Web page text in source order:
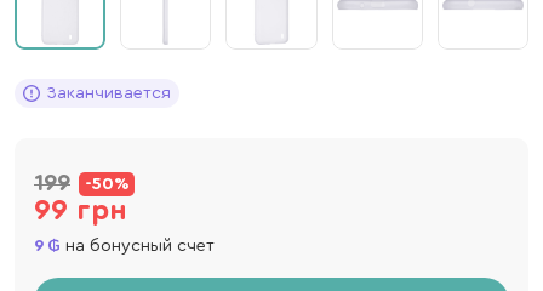
Заканчивается
199 -50%
99 грн
9 на бонусный счет